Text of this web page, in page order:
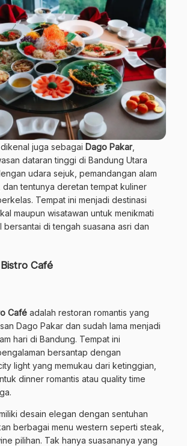
juga sebagai Dago Pakar,
dataran tinggi di Bandung Utara
udara sejuk, pemandangan alam
dan tentunya deretan tempat kuliner
Tempat ini menjadi destinasi
maupun wisatawan untuk menikmati
bersantai di tengah suasana asri dan
Café
Café adalah restoran romantis yang
Dago Pakar dan sudah lama menjadi
hari di Bandung. Tempat ini
bersantap dengan
light yang memukau dari ketinggian,
dinner romantis atau quality time
desain elegan dengan sentuhan
berbagai menu western seperti steak,
pilihan. Tak hanya suasananya yang